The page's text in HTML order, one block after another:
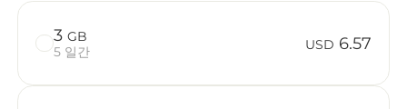
eSIM을 즐
3 GB
5 일간
USD 6.57